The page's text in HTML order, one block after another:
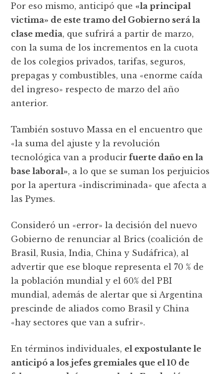
Por eso mismo, anticipó que «la principal
victima» de este tramo del Gobierno será la
clase media, que sufrirá a partir de marzo,
con la suma de los incrementos en la cuota
de los colegios privados, tarifas, seguros,
prepagas y combustibles, una «enorme caída
del ingreso» respecto de marzo del año
anterior.
También sostuvo Massa en el encuentro que
«la suma del ajuste y la revolución
tecnológica van a producir fuerte daño en la
base laboral», a lo que se suman los perjuicios
por la apertura «indiscriminada» que afecta a
las Pymes.
Consideró un «error» la decisión del nuevo
Gobierno de renunciar al Brics (coalición de
Brasil, Rusia, India, China y Sudáfrica), al
advertir que ese bloque representa el 70 % de
la población mundial y el 60% del PBI
mundial, además de alertar que si Argentina
prescinde de aliados como Brasil y China
«hay sectores que van a sufrir».
En términos individuales, el expostulante le
anticipó a los jefes gremiales que el 10 de